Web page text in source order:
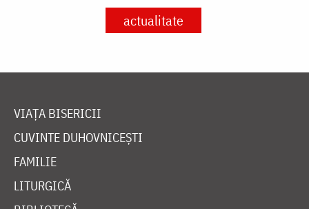
actualitate
VIAȚA BISERICII
CUVINTE DUHOVNICEȘTI
FAMILIE
LITURGICĂ